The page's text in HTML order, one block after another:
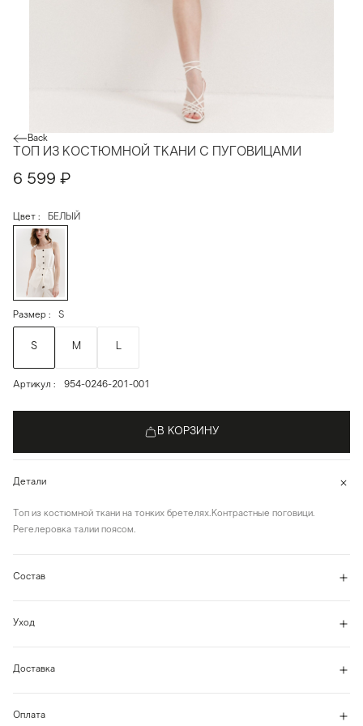
Back
ТОП ИЗ КОСТЮМНОЙ ТКАНИ С ПУГОВИЦАМИ
6 599 ₽
Цвет БЕЛЫЙ
Размер S
S M L
Артикул 954-0246-201-001
В КОРЗИНУ
Детали
Топ из костюмной ткани на тонких бретелях.Контрастные поговици.
Регелеровка талии поясом.
Состав
Уход
Доставка
Оплата